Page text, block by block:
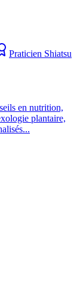
Praticien Shiatsu
en nutrition,
plantaire,